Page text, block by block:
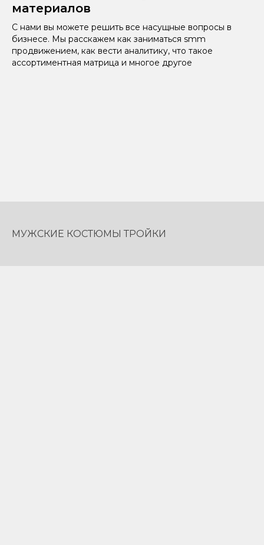
материалов
С нами вы можете решить все насущные вопросы в
бизнесе. Мы расскажем как заниматься smm
продвижением, как вести аналитику, что такое
ассортиментная матрица и многое другое
МУЖСКИЕ КОСТЮМЫ ТРОЙКИ